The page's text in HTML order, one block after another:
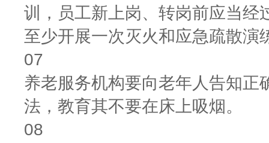
训，员工新上岗、转岗前应当经
至少开展一次灭火和应急疏散演
07
养老服务机构要向老年人告知正
法，教育其不要在床上吸烟。
08